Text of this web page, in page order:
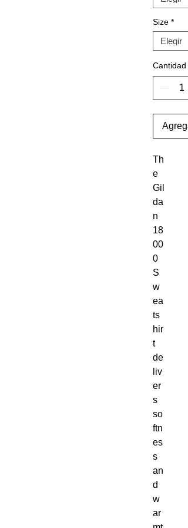
Size *
Cantidad
Th
e
Gil
da
n
18
00
0
S
w
ea
ts
hir
t
de
liv
er
s
so
ftn
es
s
an
d
w
ar